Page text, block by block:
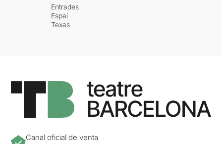
Entrades
Espai
Texas
Canal oficial de venta